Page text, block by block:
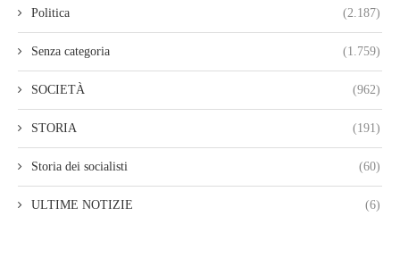
Politica (2.187)
Senza categoria (1.759)
SOCIETÀ (962)
STORIA (191)
Storia dei socialisti (60)
ULTIME NOTIZIE (6)